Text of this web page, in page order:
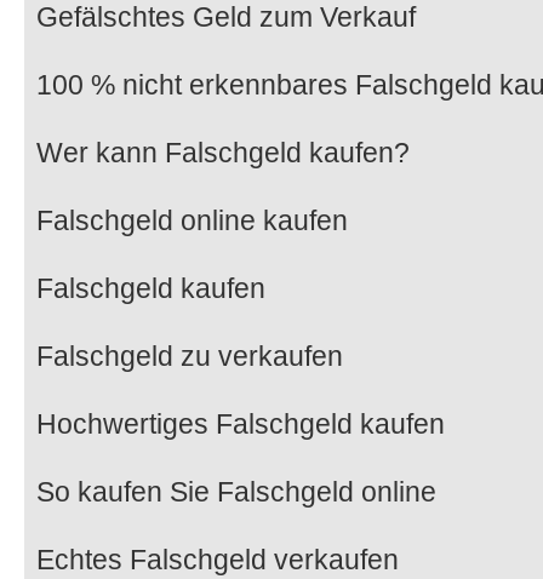
Gefälschtes Geld zum Verkauf
100 % nicht erkennbares Falschgeld
Wer kann Falschgeld kaufen?
Falschgeld online kaufen
Falschgeld kaufen
Falschgeld zu verkaufen
Hochwertiges Falschgeld kaufen
So kaufen Sie Falschgeld online
Echtes Falschgeld verkaufen